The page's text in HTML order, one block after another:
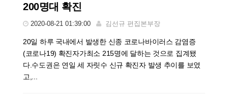
200명대 확진
2020-08-21 01:39:00 김선규 편집본부장
20일 하루 국내에서 발생한 신종 코로나바이러스 감염증
(코로나19) 확진자가최소 215명에 달하는 것으로 집계됐
다.수도권은 연일 세 자릿수 신규 확진자 발생 추이를 보였
고,...